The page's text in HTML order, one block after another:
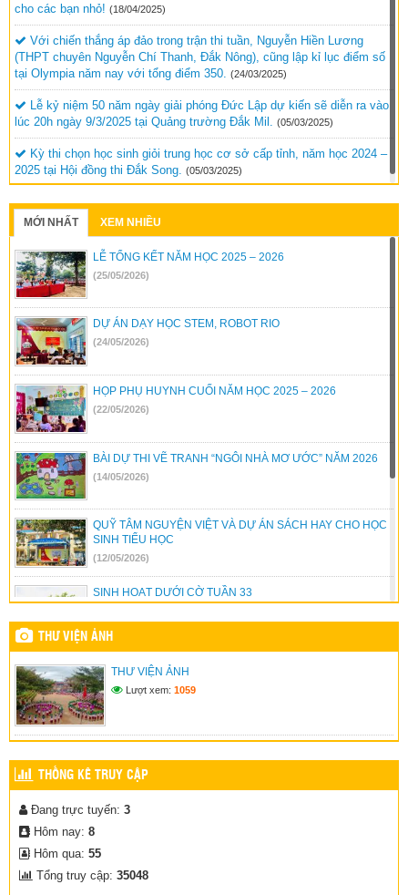
cho các bạn nhỏ! (18/04/2025)
Với chiến thắng áp đảo trong trận thi tuần, Nguyễn Hiền Lương
(THPT chuyên Nguyễn Chí Thanh, Đắk Nông), cũng lập kỉ lục điểm số
tại Olympia năm nay với tổng điểm 350.
(24/03/2025)
Lễ kỷ niệm 50 năm ngày giải phóng Đức Lập dự kiến sẽ diễn ra vào
lúc 20h ngày 9/3/2025 tại Quảng trường Đắk Mil.
(05/03/2025)
Kỳ thi chọn học sinh giỏi trung học cơ sở cấp tỉnh, năm học 2024 –
2025 tại Hội đồng thi Đắk Song.
(05/03/2025)
MỚI NHẤT XEM NHIỀU
LỄ TỔNG KẾT NĂM HỌC 2025 – 2026
(25/05/2026)
DỰ ÁN DẠY HỌC STEM, ROBOT RIO
(24/05/2026)
HỌP PHỤ HUYNH CUỐI NĂM HỌC 2025 – 2026
(22/05/2026)
BÀI DỰ THI VẼ TRANH “NGÔI NHÀ MƠ ƯỚC” NĂM 2026
(14/05/2026)
QUỸ TÂM NGUYỆN VIỆT VÀ DỰ ÁN SÁCH HAY CHO HỌC
SINH TIỂU HỌC
(12/05/2026)
SINH HOẠT DƯỚI CỜ TUẦN 33
(23/04/2026)
HƯỞNG ỨNG NGÀY SÁCH VÀ VĂN HÓA ĐỌC VIỆT NAM
21/04/2026
(15/04/2026)
THƯ VIỆN ẢNH
THƯ VIỆN ẢNH
Lượt xem: 1059
THỐNG KÊ TRUY CẬP
Đang trực tuyến: 3
Hôm nay: 8
Hôm qua: 55
Tổng truy cập: 35048